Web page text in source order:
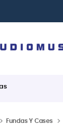
Fundas Y Cases